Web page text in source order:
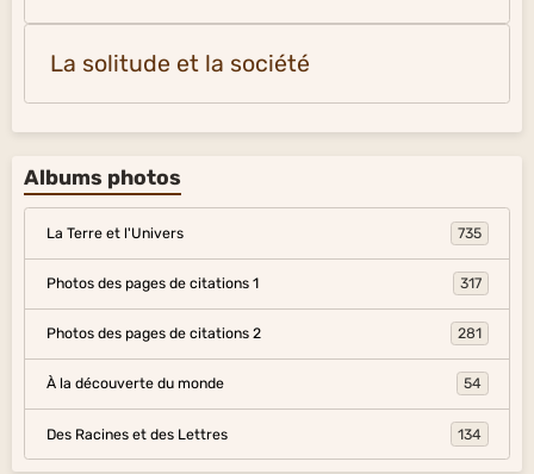
La solitude et la société
Albums photos
La Terre et l'Univers 735
Photos des pages de citations 1 317
Photos des pages de citations 2 281
À la découverte du monde 54
Des Racines et des Lettres 134